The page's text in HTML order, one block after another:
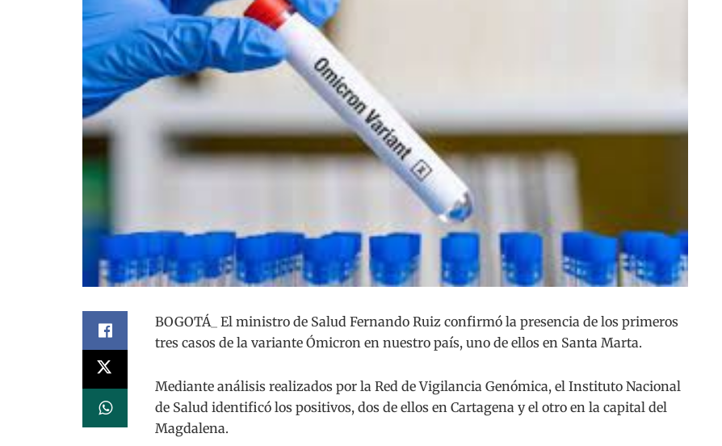
BOGOTÁ_ El ministro de Salud Fernando Ruiz confirmó la presencia de los primeros
tres casos de la variante Ómicron en nuestro país, uno de ellos en Santa Marta.
Mediante análisis realizados por la Red de Vigilancia Genómica, el Instituto Nacional
de Salud identificó los positivos, dos de ellos en Cartagena y el otro en la capital del
Magdalena.